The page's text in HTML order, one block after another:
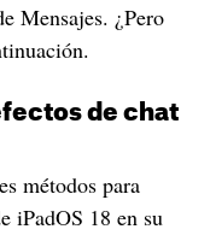
Mensajes. ¿Pero
de chat
métodos para
iPadOS 18 en su